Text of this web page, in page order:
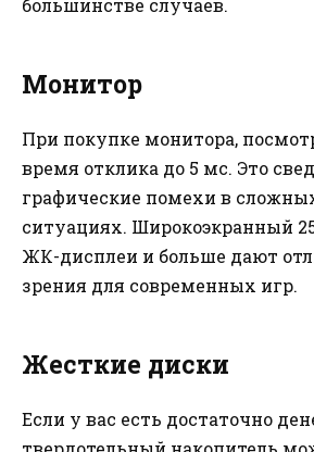
большинстве случаев.
Монитор
При покупке монитора,
время отклика до 5 мс. Это
графические помехи в
ситуациях. Широкоэкранный
ЖК-дисплеи и больше дают
зрения для современных игр.
Жесткие диски
Если у вас есть достаточно